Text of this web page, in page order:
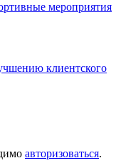
мероприятия
клиентского
авторизоваться.